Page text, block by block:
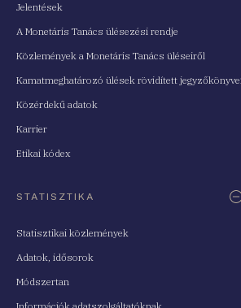
Jelentések
A Monetáris Tanács ülésezési rendje
Közlemények a Monetáris Tanács üléseiről
Kamatmeghatározó ülések rövidített
Közérdekű adatok
Karrier
Etikai kódex
STATISZTIKA
Statisztikai közlemények
Adatok, idősorok
Módszertan